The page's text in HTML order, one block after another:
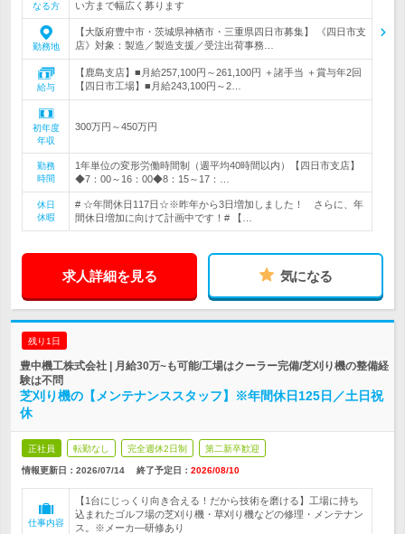
なる方
い方まで幅広く募ります
勤務地
【大阪府豊中市・茨城県神栖市・三重県四日市募集】 《四日市支
店》対象：製造／製造支援／受注出荷事務…
給与
【鹿島支店】■月給257,100円～261,100円 ＋諸手当 ＋賞与年2回
【四日市工場】■月給243,100円～2…
初年度
年収
300万円～450万円
勤務
時間
1年単位の変形労働時間制（週平均40時間以内）【四日市支店】
◆7：00～16：00◆8：15～17：…
休日
休暇
# ☆年間休日117日☆※昨年から3日増加しました！ さらに、年
間休日増加に向けて計画中です！# 【…
求人詳細を見る 気になる
残り1日
豊中機工株式会社 | 月給30万~も可能/工場はクーラー完備/芝刈り機の整備経
験は不問
芝刈り機の【メンテナンススタッフ】※年間休日125日／土日祝
休
正社員 転勤なし 完全週休2日制 第二新卒歓迎
情報更新日：2026/07/14 終了予定日： 2026/08/10
仕事内容
【1台にじっくり向き合える！だから技術を磨ける】工場に持ち
込まれたゴルフ場の芝刈り機・草刈り機などの修理・メンテナン
ス。※メーカ―研修あり